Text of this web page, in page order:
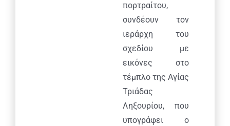
πορτραίτου,
συνδέουν τον
ιεράρχη του
σχεδίου με
εικόνες στο
τέμπλο της Αγίας
Τριάδας
Ληξουρίου, που
υπογράφει ο